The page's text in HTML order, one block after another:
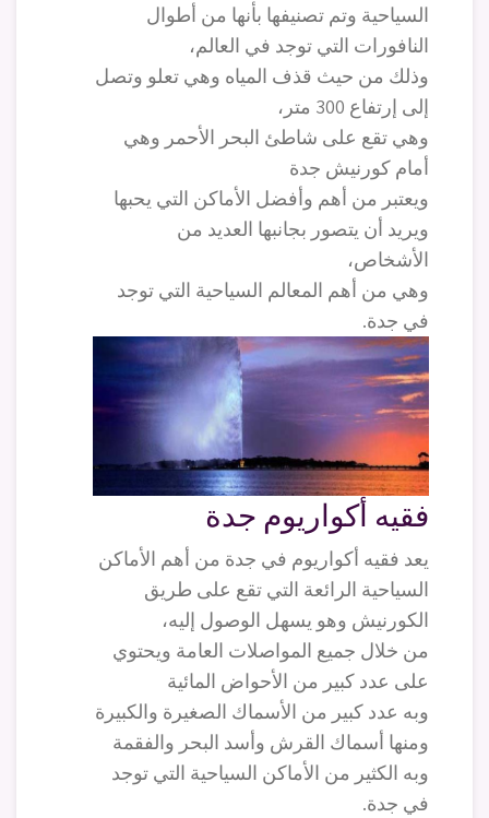
السياحية وتم تصنيفها بأنها من أطوال
النافورات التي توجد في العالم،
وذلك من حيث قذف المياه وهي تعلو وتصل
إلى إرتفاع 300 متر،
وهي تقع على شاطئ البحر الأحمر وهي
أمام كورنيش جدة
ويعتبر من أهم وأفضل الأماكن التي يحبها
ويريد أن يتصور بجانبها العديد من
الأشخاص،
وهي من أهم المعالم السياحية التي توجد
في جدة.
فقيه أكواريوم جدة
يعد فقيه أكواريوم في جدة من أهم الأماكن
السياحية الرائعة التي تقع على طريق
الكورنيش وهو يسهل الوصول إليه،
من خلال جميع المواصلات العامة ويحتوي
على عدد كبير من الأحواض المائية
وبه عدد كبير من الأسماك الصغيرة والكبيرة
ومنها أسماك القرش وأسد البحر والفقمة
وبه الكثير من الأماكن السياحية التي توجد
في جدة.